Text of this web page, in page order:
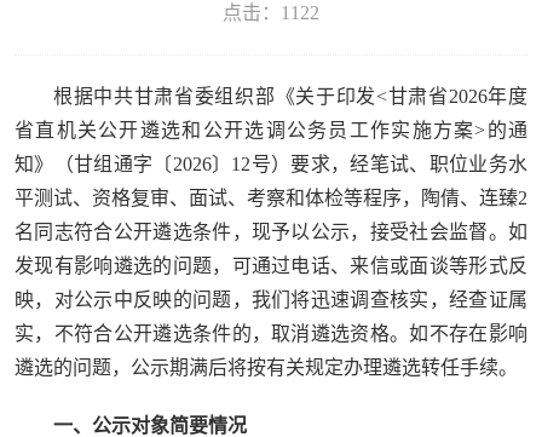
点击： 1122
根据中共甘肃省委组织部《关于印发<甘肃省2026年度
省直机关公开遴选和公开选调公务员工作实施方案>的通
知》（甘组通字〔2026〕12号）要求，经笔试、职位业务水
平测试、资格复审、面试、考察和体检等程序，陶倩、连臻2
名同志符合公开遴选条件，现予以公示，接受社会监督。如
发现有影响遴选的问题，可通过电话、来信或面谈等形式反
映，对公示中反映的问题，我们将迅速调查核实，经查证属
实，不符合公开遴选条件的，取消遴选资格。如不存在影响
遴选的问题，公示期满后将按有关规定办理遴选转任手续。
一、公示对象简要情况